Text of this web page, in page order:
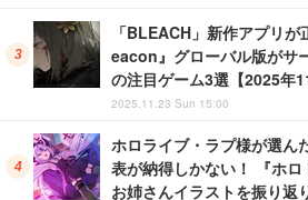
「BLEACH」新作アプリ
eacon』グローバル版がサ
の注目ゲーム3選【2025年
2025.11.23 Sun 15:00
ホロライブ・ラプ様が選ん
表が納得しかない！ 『ホ
お姉さんイラストを振り返